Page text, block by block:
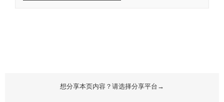
想分享本页内容？请选择分享平台→